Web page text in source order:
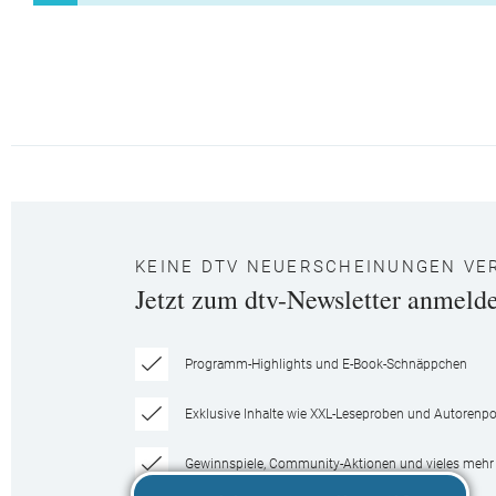
KEINE DTV NEUERSCHEINUNGEN
Jetzt zum dtv-Newsletter
Programm-Highlights und E-Book-Schnäppchen
Exklusive Inhalte wie XXL-Leseproben und
Gewinnspiele, Community-Aktionen und vieles mehr